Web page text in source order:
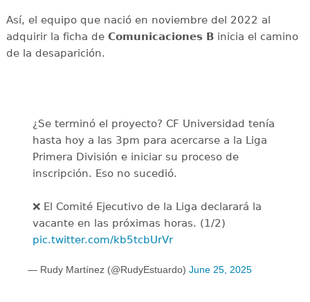
Así, el equipo que nació en noviembre del 2022 al
adquirir la ficha de Comunicaciones Binicia el camino
de la desaparición.
¿Se terminó el proyecto? CF Universidad tenía
hasta hoy a las 3pm para acercarse a la Liga
Primera División e iniciar su proceso de
inscripción. Eso no sucedió.
❌ El Comité Ejecutivo de la Liga declarará la
vacante en las próximas horas. (1/2)
pic.twitter.com/kb5tcbUrVr
— Rudy Martínez (@RudyEstuardo) June 25, 2025